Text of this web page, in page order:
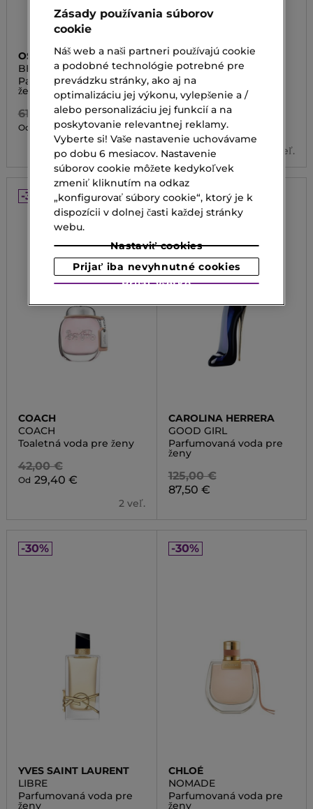
OSCAR DE LA RENTA
BELLA ESSENCE
Parfumovaná voda pre
ženy
61,00 €
Od 42,70 €
2 veľ.
SISLEY
SOIR DE LUNE
Parfumovaná voda pre
ženy
278,00 €
Od 94,50 €
3 veľ.
-30%
COACH
COACH
Toaletná voda pre ženy
42,00 €
Od 29,40 €
2 veľ.
-30%
CAROLINA HERRERA
GOOD GIRL
Parfumovaná voda pre
ženy
125,00 €
87,50 €
-30%
YVES SAINT LAURENT
LIBRE
Parfumovaná voda pre
ženy
-30%
CHLOÉ
NOMADE
Parfumovaná voda pre
ženy
Zásady používania súborov
cookie
Náš web a naši partneri používajú cookie
a podobné technológie potrebné pre
prevádzku stránky, ako aj na
optimalizáciu jej výkonu, vylepšenie a /
alebo personalizáciu jej funkcií a na
poskytovanie relevantnej reklamy.
Vyberte si! Vaše nastavenie uchovávame
po dobu 6 mesiacov. Nastavenie
súborov cookie môžete kedykoľvek
zmeniť kliknutím na odkaz
„konfigurovať súbory cookie“, ktorý je k
dispozícii v dolnej časti každej stránky
webu.
Nastaviť cookies
Prijať iba nevyhnutné cookies
Prijať všetko